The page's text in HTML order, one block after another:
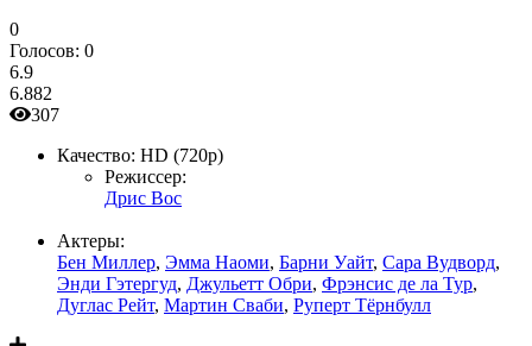
0
Голосов: 0
6.9
6.882
307
Качество: HD (720p)
Режиссер:
Дрис Вос
Актеры:
Бен Миллер, Эмма Наоми, Барни Уайт, Сара Вудворд,
Энди Гэтергуд, Джульетт Обри, Фрэнсис де ла Тур,
Дуглас Рейт, Мартин Сваби, Руперт Тёрнбулл